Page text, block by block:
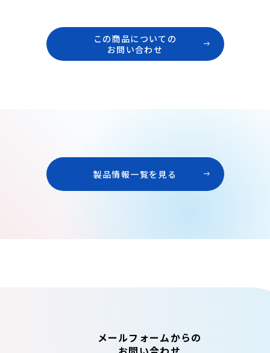
この商品についての
お問い合わせ
製品情報一覧を見る
メールフォームからの